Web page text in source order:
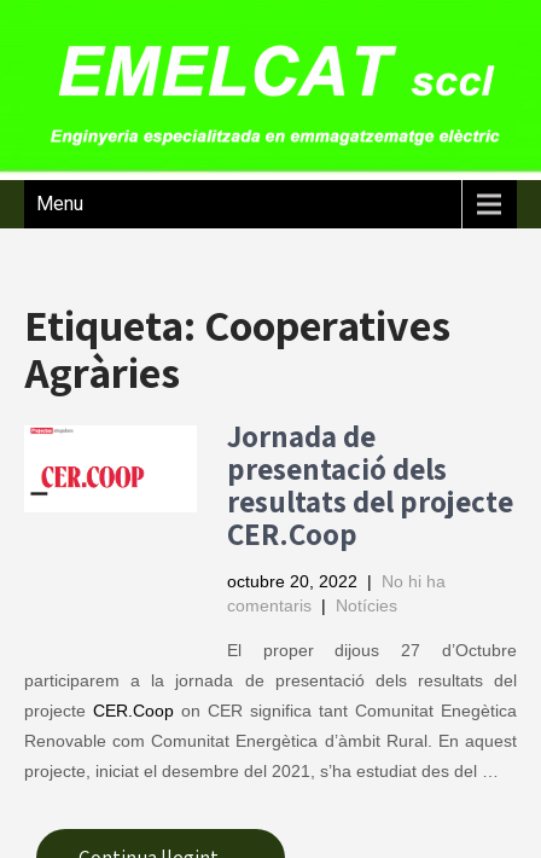
Menu
Etiqueta: Cooperatives
Agràries
Jornada de
presentació dels
resultats del projecte
CER.Coop
octubre 20, 2022 | No hi ha
comentaris | Notícies
El proper dijous 27 d’Octubre
participarem a la jornada de presentació dels resultats del
projecte CER.Coop on CER significa tant Comunitat Enegètica
Renovable com Comunitat Energètica d’àmbit Rural. En aquest
projecte, iniciat el desembre del 2021, s’ha estudiat des del …